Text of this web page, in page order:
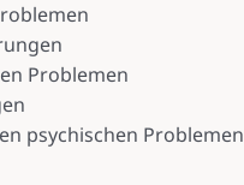
Problemen
psychischen Problemen